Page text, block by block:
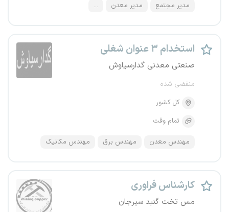
مدیر مجتمع مدیر معدن ...
استخدام ۳ عنوان شغلی
صنعتی معدنی گدارسیاوش
منقضی شده
کل کشور
تمام وقت
مهندس معدن مهندس برق مهندس مکانیک
کارشناس فراوری
مس تخت گنبد سیرجان